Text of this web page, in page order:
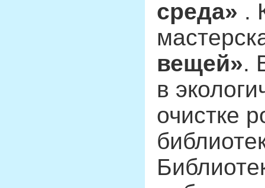
среда» .
вещей».
в
очистке